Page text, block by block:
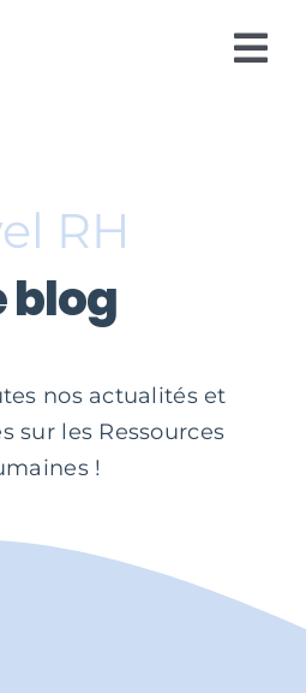
RH
blog
nos actualités et
sur les Ressources
!